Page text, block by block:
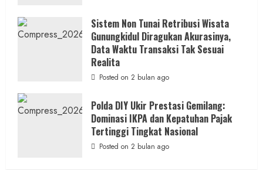
Sistem Non Tunai Retribusi Wisata
Gunungkidul Diragukan Akurasinya,
Data Waktu Transaksi Tak Sesuai
Realita
Posted on 2 bulan ago
Polda DIY Ukir Prestasi Gemilang:
Dominasi IKPA dan Kepatuhan Pajak
Tertinggi Tingkat Nasional
Posted on 2 bulan ago